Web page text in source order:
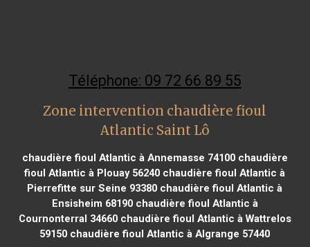
Téléphone: 09 72 66 89 55
Zone intervention chaudière fioul
Atlantic Saint Lô
chaudière fioul Atlantic à Annemasse 74100chaudière
fioul Atlantic à Plouay 56240 chaudière fioul Atlantic à
Pierrefitte sur Seine 93380 chaudière fioul Atlantic à
Ensisheim 68190chaudière fioul Atlantic à
Cournonterral 34660chaudière fioul Atlantic à Wattrelos
59150 chaudière fioul Atlantic à Algrange 57440